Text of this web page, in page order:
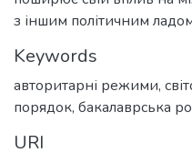
з іншим політичним
Keywords
авторитарні режими,
порядок, бакалаврська
URI